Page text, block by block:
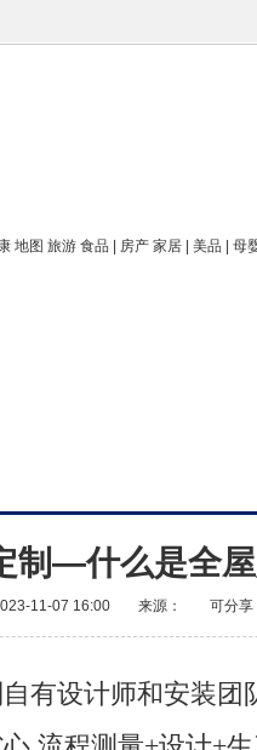
地图 旅游 食品 | 房产 家居 | 美品 | 母
制—什么是全
11-07 16:00 来源： 可分享
有设计师和安装团